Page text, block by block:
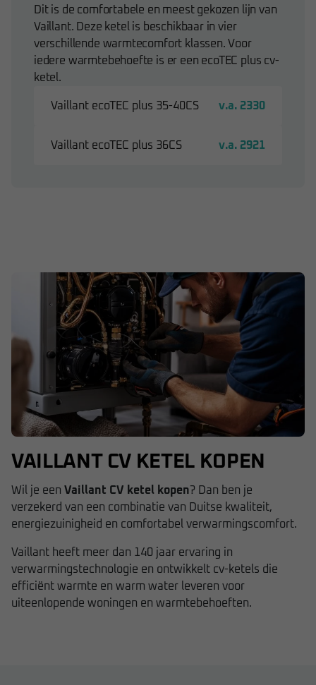
Dit is de comfortabele en meest gekozen lijn van
Vaillant. Deze ketel is beschikbaar in vier
verschillende warmtecomfort klassen. Voor
iedere warmtebehoefte is er een ecoTEC plus cv-
ketel.
Vaillant ecoTEC plus 35-40CS v.a. 2330
Vaillant ecoTEC plus 36CS v.a. 2921
VAILLANT CV KETEL KOPEN
Wil je een Vaillant CV ketel kopen? Dan ben je
verzekerd van een combinatie van Duitse kwaliteit,
energiezuinigheid en comfortabel verwarmingscomfort.
Vaillant heeft meer dan 140 jaar ervaring in
verwarmingstechnologie en ontwikkelt cv-ketels die
efficiënt warmte en warm water leveren voor
uiteenlopende woningen en warmtebehoeften.